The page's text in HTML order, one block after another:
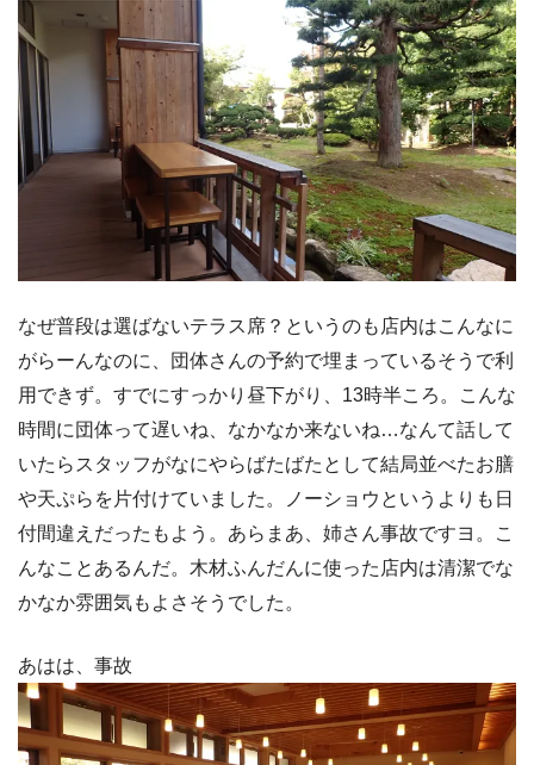
なぜ普段は選ばないテラス席？というのも店内はこんなに
がらーんなのに、団体さんの予約で埋まっているそうで利
用できず。すでにすっかり昼下がり、13時半ころ。こんな
時間に団体って遅いね、なかなか来ないね…なんて話して
いたらスタッフがなにやらばたばたとして結局並べたお膳
や天ぷらを片付けていました。ノーショウというよりも日
付間違えだったもよう。あらまあ、姉さん事故ですヨ。こ
んなことあるんだ。木材ふんだんに使った店内は清潔でな
かなか雰囲気もよさそうでした。
あはは、事故